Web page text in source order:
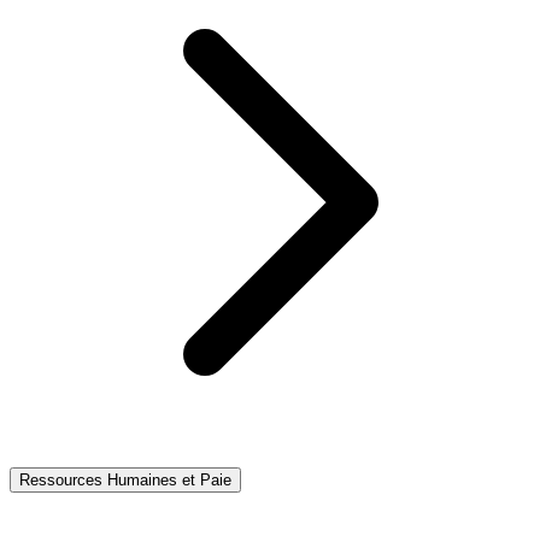
Ressources Humaines et Paie